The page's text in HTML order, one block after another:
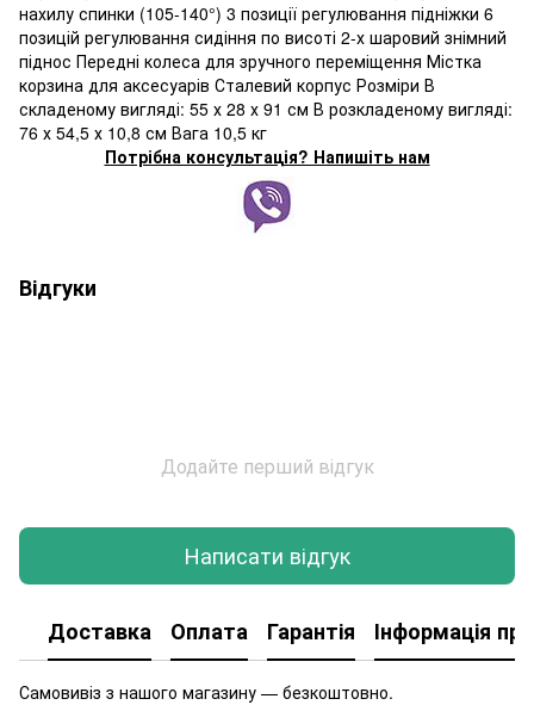
нахилу спинки (105-140°) 3 позиції регулювання підніжки 6
позицій регулювання сидіння по висоті 2-х шаровий знімний
піднос Передні колеса для зручного переміщення Містка
корзина для аксесуарів Сталевий корпус Розміри В
складеному вигляді: 55 х 28 х 91 см В розкладеному вигляді:
76 х 54,5 х 10,8 см Вага 10,5 кг
Потрібна консультація? Напишіть нам
Відгуки
Додайте перший відгук
Написати відгук
Доставка Оплата Гарантія Інформація
Самовивіз з нашого магазину — безкоштовно.